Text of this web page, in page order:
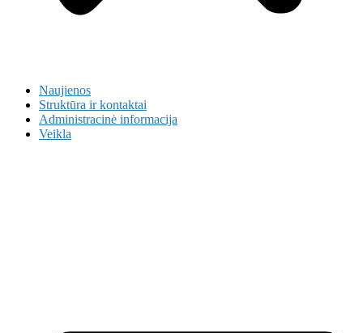
Naujienos
Struktūra ir kontaktai
Administracinė informacija
Veikla